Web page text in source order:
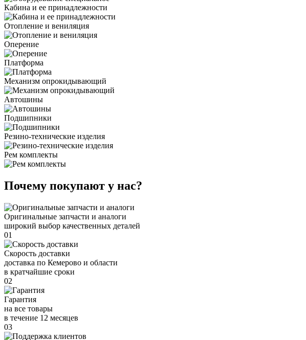
Кабина и ее принадлежности
Отопление и вениляция
Оперение
Платформа
Механизм опрокидывающий
Автошины
Подшипники
Резино-технические изделия
Рем комплекты
Почему покупают у нас?
Оригинальные запчасти и аналоги
широкий выбор качественных деталей
01
Скорость доставки
доставка по Кемерово и области
в кратчайшие сроки
02
Гарантия
на все товары
в течение 12 месяцев
03